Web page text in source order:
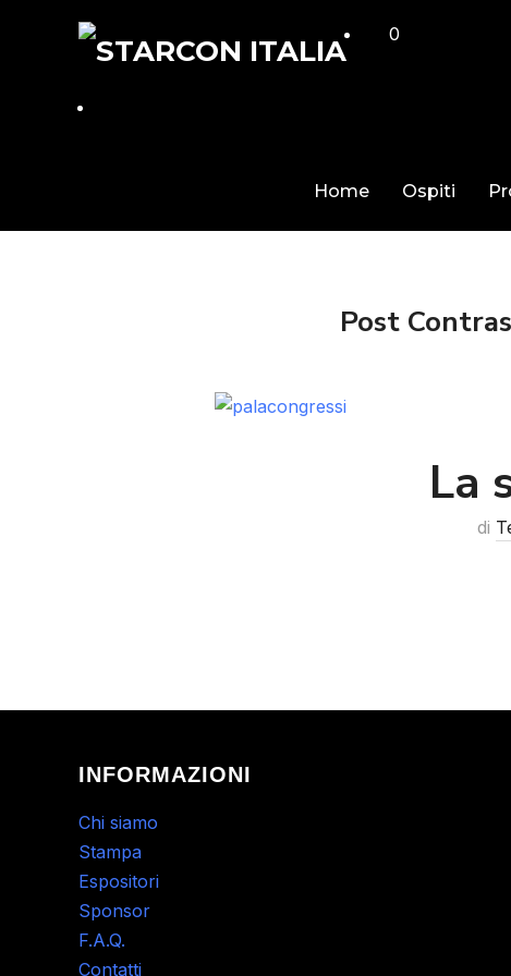
0
Home Ospiti
Post
La
di
INFORMAZIONI
Chi siamo
Stampa
Espositori
Sponsor
F.A.Q.
Contatti